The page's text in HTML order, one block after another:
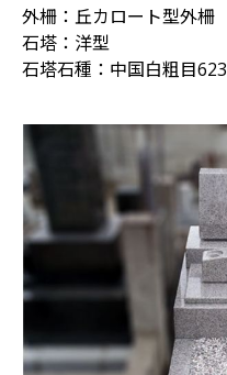
外柵：丘カロート型外柵
石塔：洋型
石塔石種：中国白粗目623